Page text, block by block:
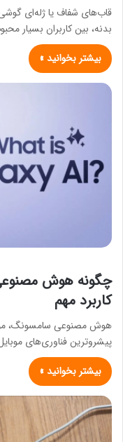
قاب‌های شفاف یا ژله‌ای
بدنه، بین کاربران بسیار
بیشتر بخوانید »
کاربرد مهم
پیشروترین فناوری‌های
بیشتر بخوانید »